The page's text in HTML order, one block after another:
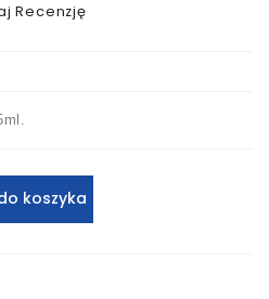
Recenzję
koszyka